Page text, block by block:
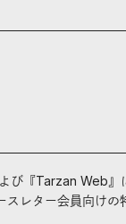
び『Tarzan Web』
スレター会員向けの